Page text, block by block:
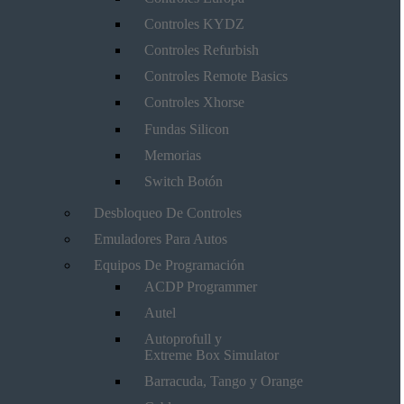
Controles KYDZ
Controles Refurbish
Controles Remote Basics
Controles Xhorse
Fundas Silicon
Memorias
Switch Botón
Desbloqueo De Controles
Emuladores Para Autos
Equipos De Programación
ACDP Programmer
Autel
Autoprofull y
Extreme Box Simulator
Barracuda, Tango y Orange